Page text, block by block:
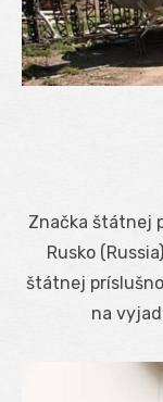
Značka štátnej
Rusko
štátnej
na